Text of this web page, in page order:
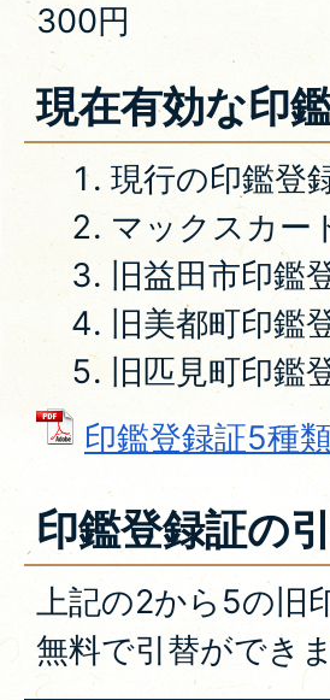
300円
現在有効な印
現行の印鑑登
マックスカー
旧益田市印鑑
旧美都町印鑑
旧匹見町印鑑
印鑑登録証5種
印鑑登録証の
上記の2から5の旧
無料で引替ができま